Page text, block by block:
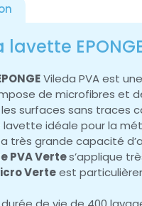
lavette
Vileda PVA est
de microfibres et
les surfaces sans traces
lavette idéale pour la
très grande capacité
PVA Vertes’applique
Verteest